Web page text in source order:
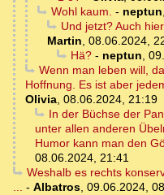
Wohl kaum. - neptun,
Und jetzt? Auch
Martin, 08.06.2024,
Hä?- neptun,
Wenn man leben will,
Hoffnung. Es ist aber
Olivia, 08.06.2024, 21:19
In der Büchse der
unter allen anderen
Humor kann man den
08.06.2024, 21:41
Weshalb es rechts
... - Albatros, 09.06.2024,